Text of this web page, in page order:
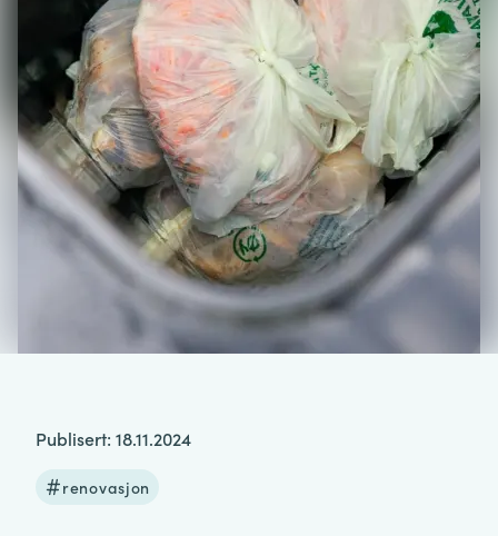
Publisert: 18.11.2024
renovasjon